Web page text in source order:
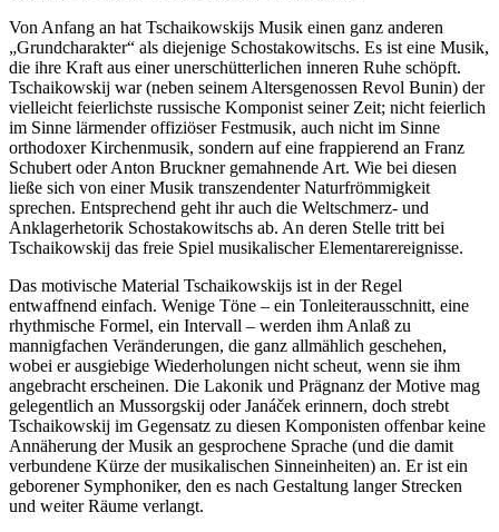
Von Anfang an hat Tschaikowskijs Musik einen ganz anderen
„Grundcharakter“ als diejenige Schostakowitschs. Es ist eine Musik,
die ihre Kraft aus einer unerschütterlichen inneren Ruhe schöpft.
Tschaikowskij war (neben seinem Altersgenossen Revol Bunin) der
vielleicht feierlichste russische Komponist seiner Zeit; nicht feierlich
im Sinne lärmender offiziöser Festmusik, auch nicht im Sinne
orthodoxer Kirchenmusik, sondern auf eine frappierend an Franz
Schubert oder Anton Bruckner gemahnende Art. Wie bei diesen
ließe sich von einer Musik transzendenter Naturfrömmigkeit
sprechen. Entsprechend geht ihr auch die Weltschmerz- und
Anklagerhetorik Schostakowitschs ab. An deren Stelle tritt bei
Tschaikowskij das freie Spiel musikalischer Elementarereignisse.
Das motivische Material Tschaikowskijs ist in der Regel
entwaffnend einfach. Wenige Töne – ein Tonleiterausschnitt, eine
rhythmische Formel, ein Intervall – werden ihm Anlaß zu
mannigfachen Veränderungen, die ganz allmählich geschehen,
wobei er ausgiebige Wiederholungen nicht scheut, wenn sie ihm
angebracht erscheinen. Die Lakonik und Prägnanz der Motive mag
gelegentlich an Mussorgskij oder Janáček erinnern, doch strebt
Tschaikowskij im Gegensatz zu diesen Komponisten offenbar keine
Annäherung der Musik an gesprochene Sprache (und die damit
verbundene Kürze der musikalischen Sinneinheiten) an. Er ist ein
geborener Symphoniker, den es nach Gestaltung langer Strecken
und weiter Räume verlangt.